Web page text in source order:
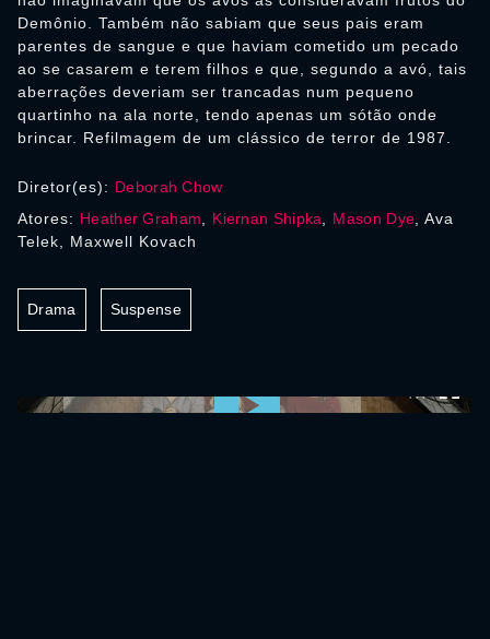
Demônio. Também não sabiam que seus pais eram
parentes de sangue e que haviam cometido um pecado
ao se casarem e terem filhos e que, segundo a avó, tais
aberrações deveriam ser trancadas num pequeno
quartinho na ala norte, tendo apenas um sótão onde
brincar. Refilmagem de um clássico de terror de 1987.
Diretor(es): Deborah Chow
Atores: Heather Graham Kiernan Shipka Mason Dye , Ava
Telek, Maxwell Kovach
Drama Suspense